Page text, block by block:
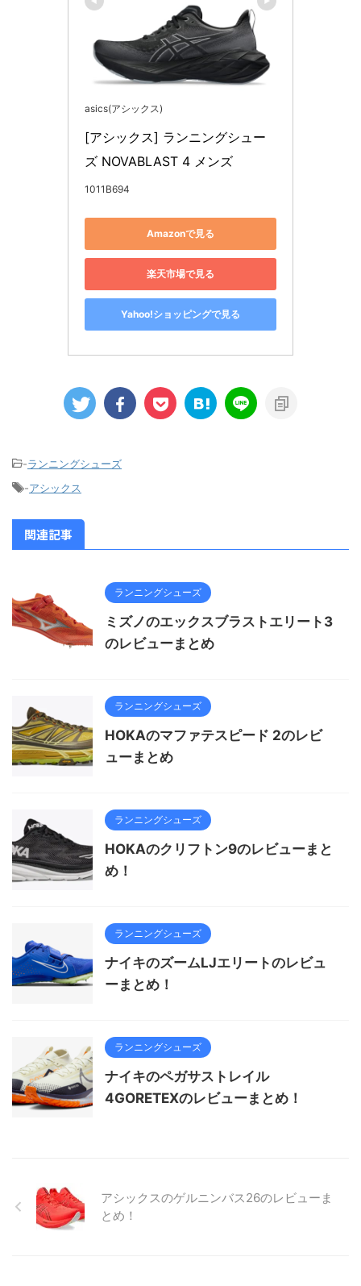
asics(アシックス)
[アシックス] ランニングシュー
ズ NOVABLAST 4 メンズ
1011B694
Amazonで見る
楽天市場で見る
Yahoo!ショッピングで見る
-ランニングシューズ
-アシックス
関連記事
ランニングシューズ
ミズノのエックスブラストエリート3
のレビューまとめ
ランニングシューズ
HOKAのマファテスピード 2のレビ
ューまとめ
ランニングシューズ
HOKAのクリフトン9のレビューまと
め！
ランニングシューズ
ナイキのズームLJエリートのレビュ
ーまとめ！
ランニングシューズ
ナイキのペガサストレイル
4GORETEXのレビューまとめ！
アシックスのゲルニンバス26のレビューま
とめ！